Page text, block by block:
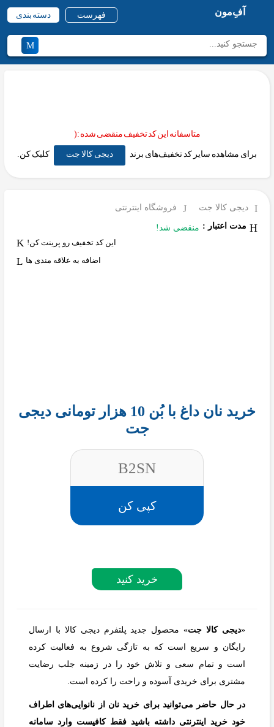
آفِ‌مون فهرست دسته بندی
متاسفانه این کد تخفیف منقضی شده :(
برای مشاهده سایر کد تخفیف‌های برند دیجی کالا جت کلیک کن.
دیجی کالا جت
فروشگاه اینترنتی
مدت اعتبار : منقضی شد!
این کد تخفیف رو پرینت کن!
اضافه به علاقه مندی ها
خرید نان داغ با بُن 10 هزار تومانی دیجی
جت
B2SN
کپی کن
خرید کنید
«دیجی کالا جت» محصول جدید پلتفرم دیجی کالا با ارسال
رایگان و سریع است که به تازگی شروع به فعالیت کرده
است و تمام سعی و تلاش خود را در زمینه جلب رضایت
مشتری برای خریدی آسوده و راحت را کرده است.
در حال حاضر می‌توانید برای خرید نان از نانوایی‌های اطراف
خود خرید اینترنتی داشته باشید فقط کافیست وارد سامانه